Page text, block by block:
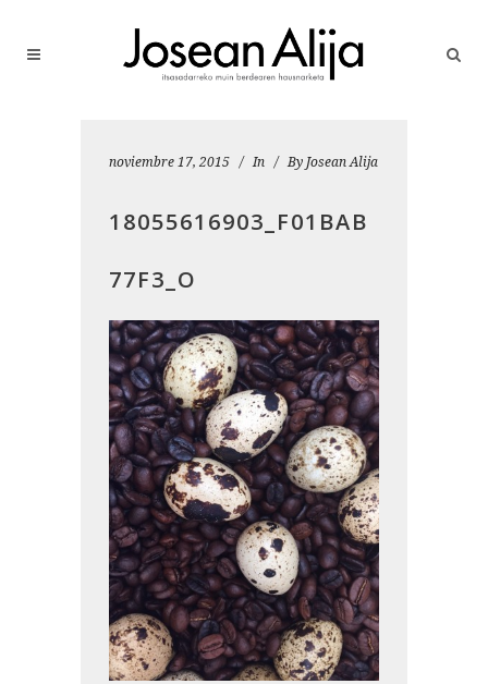
noviembre 17, 2015 In By Josean Alija
18055616903_F01BAB
77F3_O